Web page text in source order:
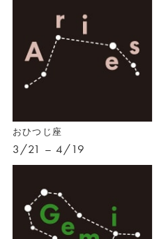
おひつじ座
3/21 – 4/19